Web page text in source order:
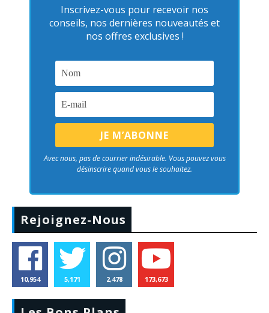
Inscrivez-vous pour recevoir nos
conseils, nos dernières nouveautés et
nos offres exclusives !
Avec nous, pas de courrier indésirable. Vous pouvez vous
désinscrire quand vous le souhaitez.
Rejoignez-Nous
10,954 5,171 2,478 173,673